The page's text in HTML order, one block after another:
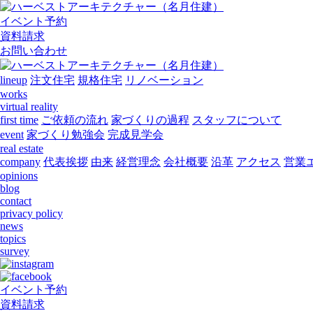
イベント予約
資料請求
お問い合わせ
lineup 注文住宅 規格住宅 リノベーション
works
virtual reality
first time ご依頼の流れ 家づくりの過程 スタッフについて
event 家づくり勉強会 完成見学会
real estate
company 代表挨拶 由来 経営理念 会社概要 沿革 アクセス 営業
opinions
blog
contact
privacy policy
news
topics
survey
イベント予約
資料請求